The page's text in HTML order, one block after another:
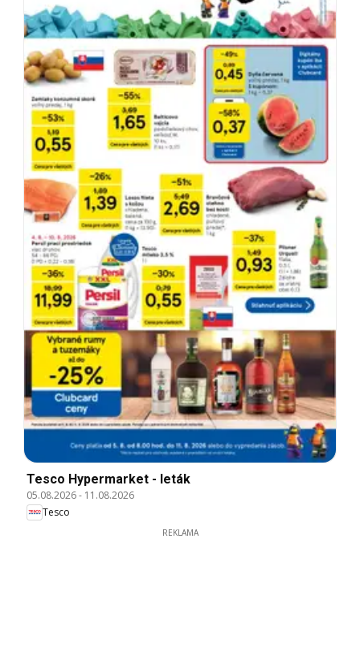
Tesco Hypermarket - leták
05.08.2026- 11.08.2026
Tesco
REKLAMA